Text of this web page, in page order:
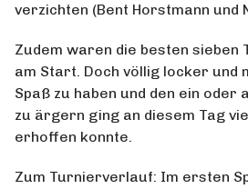
verzichten (Bent Horstmann und
Zudem waren die besten sieben
am Start. Doch völlig locker und
Spaß zu haben und den ein oder
zu ärgern ging an diesem Tag
erhoffen konnte.
Zum Turnierverlauf: Im ersten